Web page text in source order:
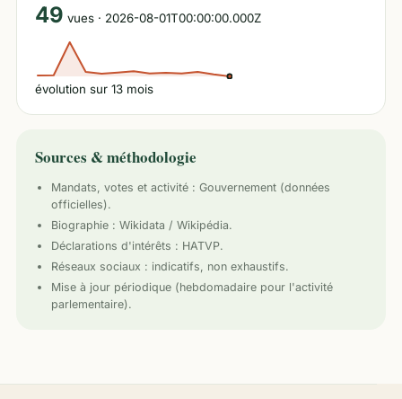
49 vues · 2026-08-01T00:00:00.000Z
évolution sur 13 mois
Sources & méthodologie
Mandats, votes et activité : Gouvernement (données
officielles).
Biographie : Wikidata / Wikipédia.
Déclarations d'intérêts : HATVP.
Réseaux sociaux : indicatifs, non exhaustifs.
Mise à jour périodique (hebdomadaire pour l'activité
parlementaire).